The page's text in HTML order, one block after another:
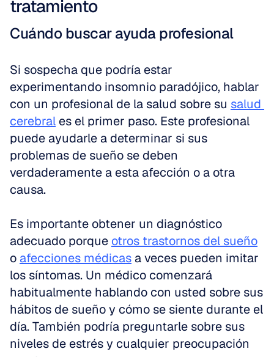
tratamiento
Cuándo buscar ayuda profesional
Si sospecha que podría estar
experimentando insomnio paradójico, hablar
con un profesional de la salud sobre su salud
cerebral es el primer paso. Este profesional
puede ayudarle a determinar si sus
problemas de sueño se deben
verdaderamente a esta afección o a otra
causa.
Es importante obtener un diagnóstico
adecuado porque otros trastornos del sueño
o afecciones médicas a veces pueden imitar
los síntomas. Un médico comenzará
habitualmente hablando con usted sobre sus
hábitos de sueño y cómo se siente durante el
día. También podría preguntarle sobre sus
niveles de estrés y cualquier preocupación